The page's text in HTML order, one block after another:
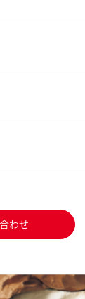
わせ